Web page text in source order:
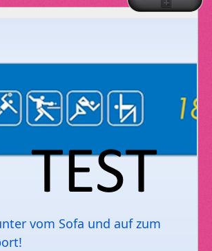
vom Sofa und auf zum